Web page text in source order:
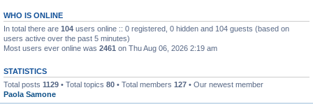
WHO IS ONLINE
In total there are 104 users online :: 0 registered, 0 hidden and 104 guests (based on
users active over the past 5 minutes)
Most users ever online was 2461 on Thu Aug 06, 2026 2:19 am
STATISTICS
Total posts 1129 • Total topics 80 • Total members 127 • Our newest member
Paola Samone